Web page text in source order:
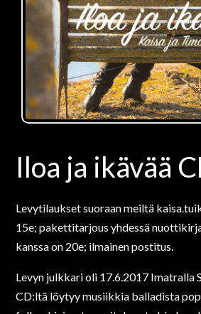
Iloa ja ikävää
Levytilaukset suoraan meiltä
15e; pakettitarjous yhdessä
kanssa on 20e; ilmainen postitus.
Levyn julkkari oli 17.6.2017 Imatralla
CD:ltä löytyy musiikkia balladista